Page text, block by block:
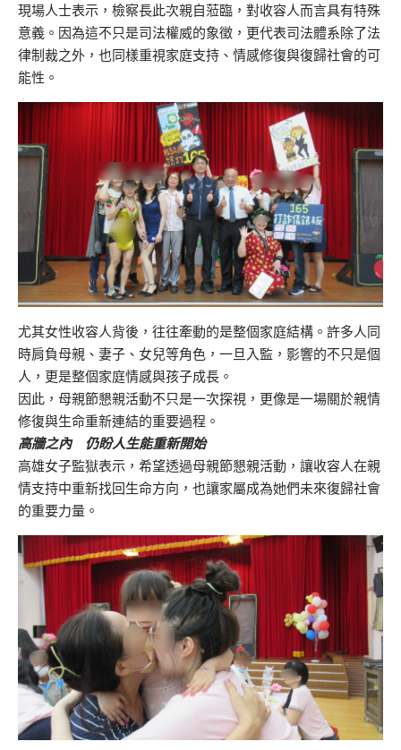
現場人士表示，檢察長此次親自蒞臨，對收容人而言具有特殊
意義。因為這不只是司法權威的象徵，更代表司法體系除了法
律制裁之外，也同樣重視家庭支持、情感修復與復歸社會的可
能性。
尤其女性收容人背後，往往牽動的是整個家庭結構。許多人同
時肩負母親、妻子、女兒等角色，一旦入監，影響的不只是個
人，更是整個家庭情感與孩子成長。
因此，母親節懇親活動不只是一次探視，更像是一場關於親情
修復與生命重新連結的重要過程。
高牆之內 仍盼人生能重新開始
高雄女子監獄表示，希望透過母親節懇親活動，讓收容人在親
情支持中重新找回生命方向，也讓家屬成為她們未來復歸社會
的重要力量。